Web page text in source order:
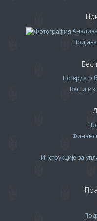
Потврде о
Вести из
Инструкције за